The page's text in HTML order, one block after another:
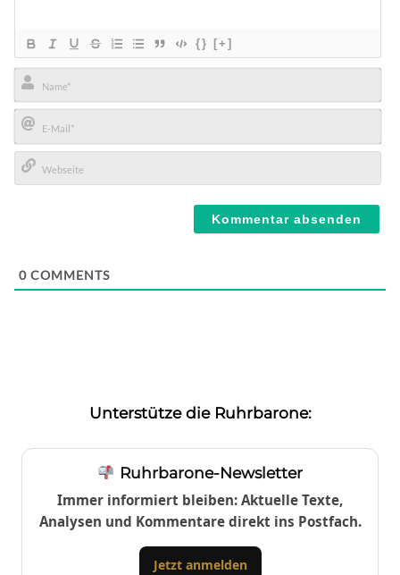
{} [+]
Name*
E-
Mail*
0 COMMENTS
Unterstütze die Ruhrbarone:
Ruhrbarone-Newsletter
Immer informiert bleiben: Aktuelle Texte,
Analysen und Kommentare direkt ins Postfach.
Jetzt anmelden